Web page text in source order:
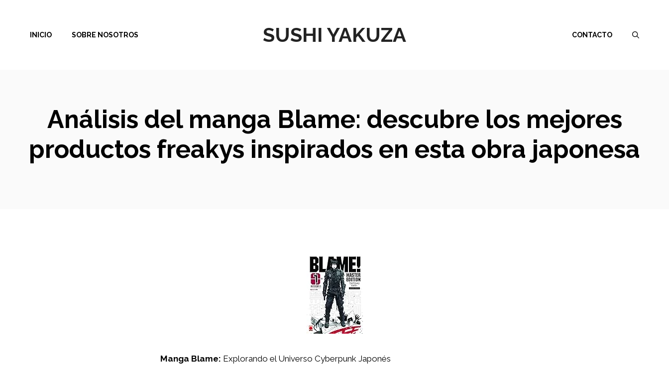
contenido
SUSHI YAKUZA
INICIO SOBRE NOSOTROS CONTACTO
Análisis del manga Blame: descubre los mejores
productos freakys inspirados en esta obra japonesa
Manga Blame: Explorando el Universo Cyberpunk Japonés